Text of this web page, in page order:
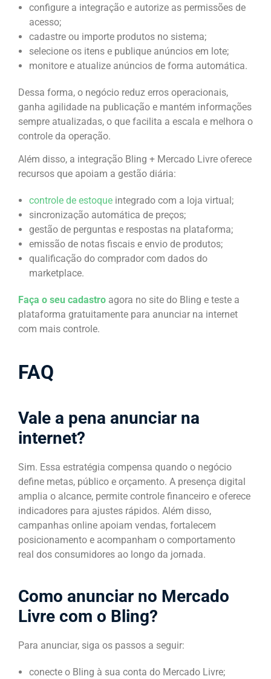
configure a integração e autorize as permissões de
acesso;
cadastre ou importe produtos no sistema;
selecione os itens e publique anúncios em lote;
monitore e atualize anúncios de forma automática.
Dessa forma, o negócio reduz erros operacionais,
ganha agilidade na publicação e mantém informações
sempre atualizadas, o que facilita a escala e melhora o
controle da operação.
Além disso, a integração Bling + Mercado Livre oferece
recursos que apoiam a gestão diária:
controle de estoque integrado com a loja virtual;
sincronização automática de preços;
gestão de perguntas e respostas na plataforma;
emissão de notas fiscais e envio de produtos;
qualificação do comprador com dados do
marketplace.
Faça o seu cadastro agora no site do Bling e teste a
plataforma gratuitamente para anunciar na internet
com mais controle.
FAQ
Vale a pena anunciar na
internet?
Sim. Essa estratégia compensa quando o negócio
define metas, público e orçamento. A presença digital
amplia o alcance, permite controle financeiro e oferece
indicadores para ajustes rápidos. Além disso,
campanhas online apoiam vendas, fortalecem
posicionamento e acompanham o comportamento
real dos consumidores ao longo da jornada.
Como anunciar no Mercado
Livre com o Bling?
Para anunciar, siga os passos a seguir:
conecte o Bling à sua conta do Mercado Livre;